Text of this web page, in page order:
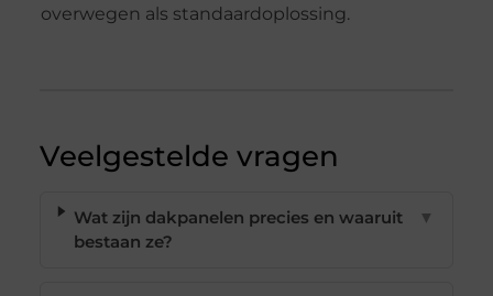
overwegen als standaardoplossing.
Veelgestelde vragen
Wat zijn dakpanelen precies en waaruit
bestaan ze?
▼